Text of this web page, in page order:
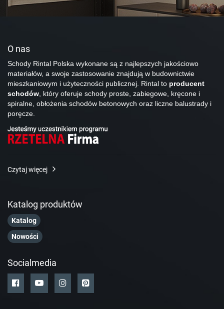
O nas
Schody Rintal Polska wykonane są z najlepszych jakościowo
materiałów, a swoje zastosowanie znajdują w budownictwie
mieszkaniowym i użyteczności publicznej. Rintal to producent
schodów, który oferuje schody proste, zabiegowe, kręcone i
spiralne, obłożenia schodów betonowych oraz liczne balustrady i
poręcze.
Czytaj więcej
Katalog produktów
Katalog
Nowości
Socialmedia